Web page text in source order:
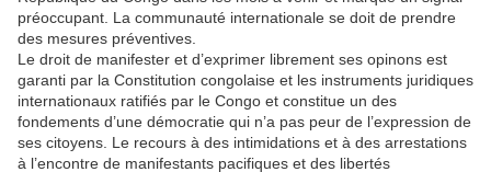
préoccupant. La communauté internationale se doit de prendre
des mesures préventives.
Le droit de manifester et d’exprimer librement ses opinons est
garanti par la Constitution congolaise et les instruments juridiques
internationaux ratifiés par le Congo et constitue un des
fondements d’une démocratie qui n’a pas peur de l’expression de
ses citoyens. Le recours à des intimidations et à des arrestations
à l’encontre de manifestants pacifiques et des libertés